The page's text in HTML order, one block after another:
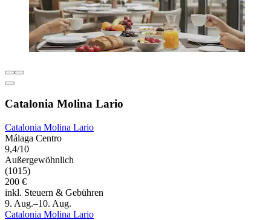
Catalonia Molina Lario
Catalonia Molina Lario
Málaga Centro
9,4/10
Außergewöhnlich
(1015)
200 €
inkl. Steuern & Gebühren
9. Aug.–10. Aug.
Catalonia Molina Lario